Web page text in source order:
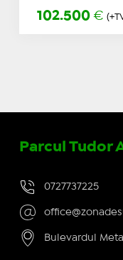
102.500 €
Parcul Tudor
0727737225
Bulevardul